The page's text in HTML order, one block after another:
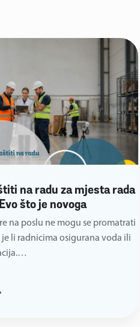
na radu za mjesta rada
što je novoga
na poslu ne mogu se promatrati
li radnicima osigurana voda ili